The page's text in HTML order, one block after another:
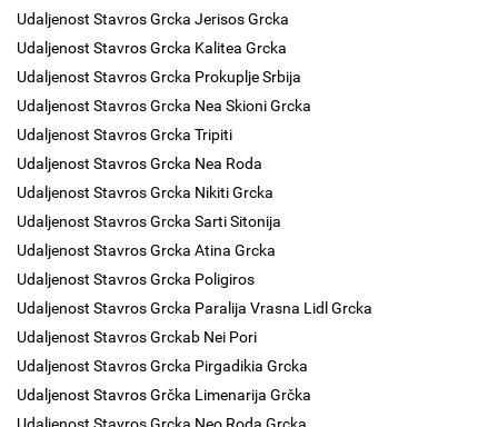
Udaljenost Stavros Grcka Jerisos Grcka
Udaljenost Stavros Grcka Kalitea Grcka
Udaljenost Stavros Grcka Prokuplje Srbija
Udaljenost Stavros Grcka Nea Skioni Grcka
Udaljenost Stavros Grcka Tripiti
Udaljenost Stavros Grcka Nea Roda
Udaljenost Stavros Grcka Nikiti Grcka
Udaljenost Stavros Grcka Sarti Sitonija
Udaljenost Stavros Grcka Atina Grcka
Udaljenost Stavros Grcka Poligiros
Udaljenost Stavros Grcka Paralija Vrasna Lidl Grcka
Udaljenost Stavros Grckab Nei Pori
Udaljenost Stavros Grcka Pirgadikia Grcka
Udaljenost Stavros Grčka Limenarija Grčka